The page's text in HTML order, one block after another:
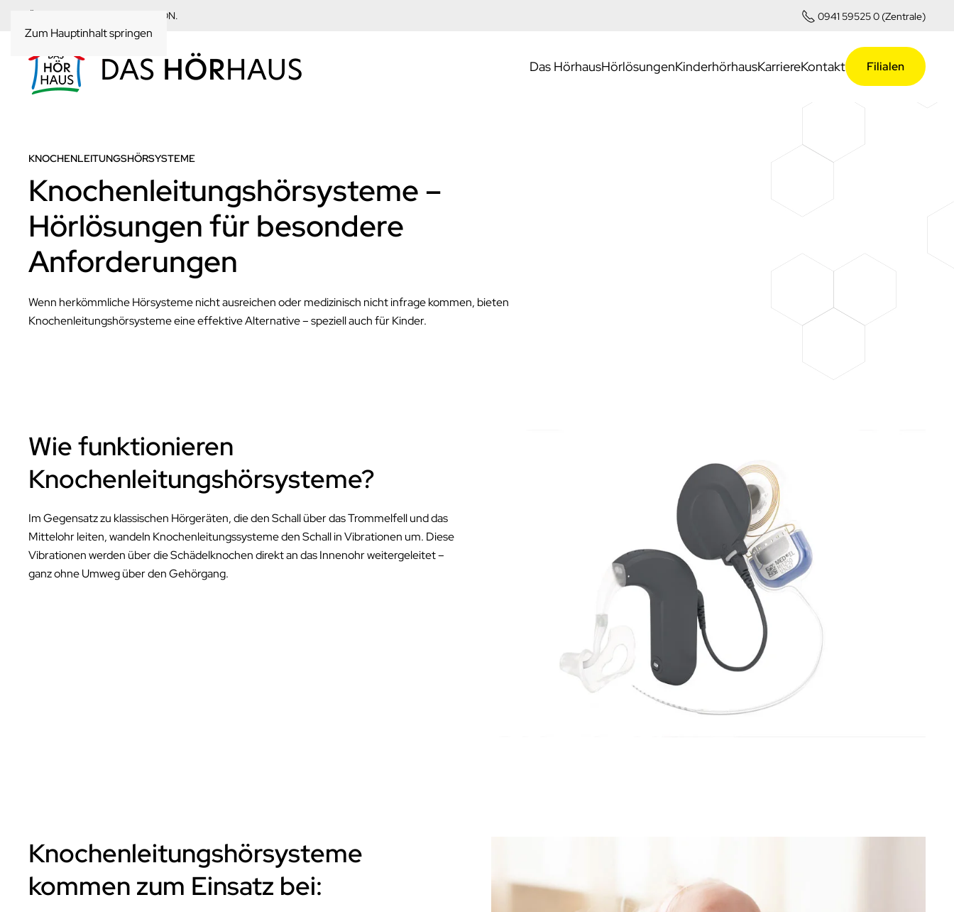
Zum Hauptinhalt springen
ÜBER 30-MAL IN IHRER REGION. 0941 59525 0 (Zentrale)
Das HörhausHörlösungenKinderhörhausKarriereKontakt Filialen
KNOCHENLEITUNGSHÖRSYSTEME
Knochenleitungshörsysteme –
Hörlösungen für besondere
Anforderungen
Wenn herkömmliche Hörsysteme nicht ausreichen oder medizinisch nicht infrage kommen, bieten
Knochenleitungshörsysteme eine effektive Alternative – speziell auch für Kinder.
Wie funktionieren
Knochenleitungshörsysteme?
Im Gegensatz zu klassischen Hörgeräten, die den Schall über das Trommelfell und das
Mittelohr leiten, wandeln Knochenleitungssysteme den Schall in Vibrationen um. Diese
Vibrationen werden über die Schädelknochen direkt an das Innenohr weitergeleitet –
ganz ohne Umweg über den Gehörgang.
Knochenleitungshörsysteme
kommen zum Einsatz bei: